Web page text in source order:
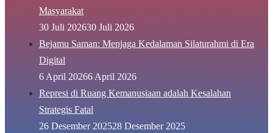
Masyarakat
30 Juli 202630 Juli 2026
Bejamu Saman: Menjaga Kedalaman Silaturahmi di Era
Digital
6 April 20266 April 2026
Represi di Ruang Kemanusiaan adalah Kesalahan
Strategis Fatal
26 Desember 202528 Desember 2025